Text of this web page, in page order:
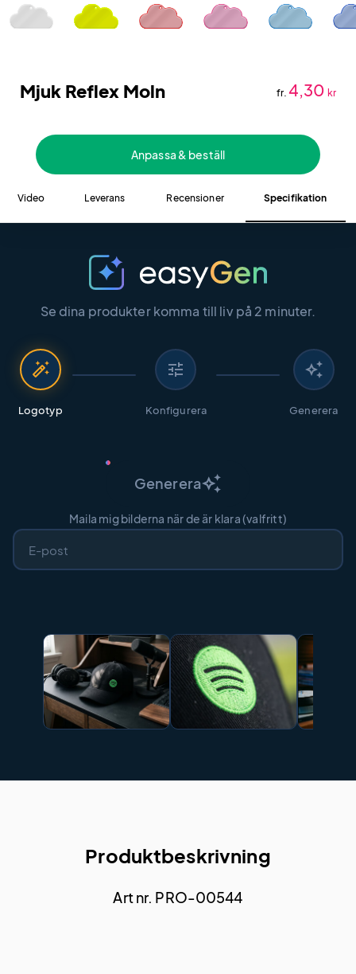
Mjuk Reflex Moln fr.4,30 kr
Anpassa & beställ
Video Leverans Recensioner Specifikation
Se dina produkter komma till liv på 2 minuter.
auto_fix_high
Logotyp
tune
Konfigurera
auto_awesome
Generera
Genereraauto_awesome
Maila mig bilderna när de är klara (valfritt)
Produktbeskrivning
Art nr. PRO-00544